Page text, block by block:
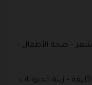
– صحة الأطفال –
– زينة الحيوانات